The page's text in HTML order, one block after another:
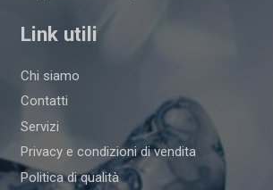
Link utili
Chi siamo
Contatti
Servizi
Privacy e condizioni di vendita
Politica di qualità